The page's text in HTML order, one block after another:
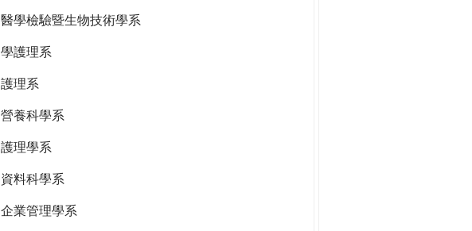
醫學檢驗暨生物技術學系
學護理系
護理系
營養科學系
護理學系
資料科學系
企業管理學系